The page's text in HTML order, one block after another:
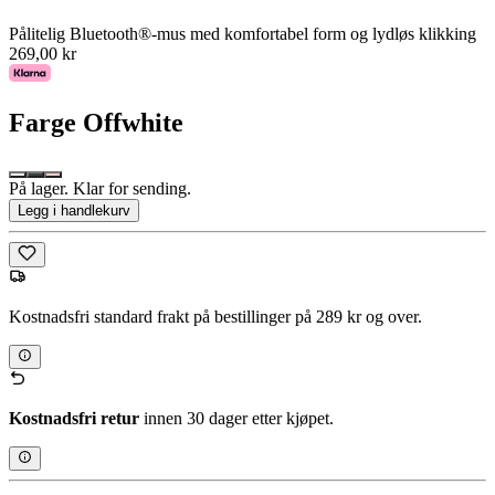
Pålitelig Bluetooth®-mus med komfortabel form og lydløs klikking
269,00 kr
Farge Offwhite
På lager. Klar for sending.
Legg i handlekurv
Kostnadsfri standard frakt på bestillinger på 289 kr og over.
Kostnadsfri retur innen 30 dager etter kjøpet.